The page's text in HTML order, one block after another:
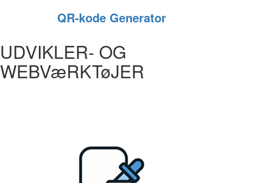
QR‑kode Generator
UDVIKLER- OG
WEBVæRKTøJER